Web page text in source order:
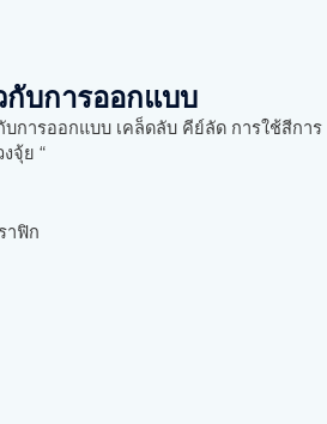
กับการออกแบบ
การออกแบบ เคล็ดลับ คีย์ลัด การใช้สีการ
จุ้ย “